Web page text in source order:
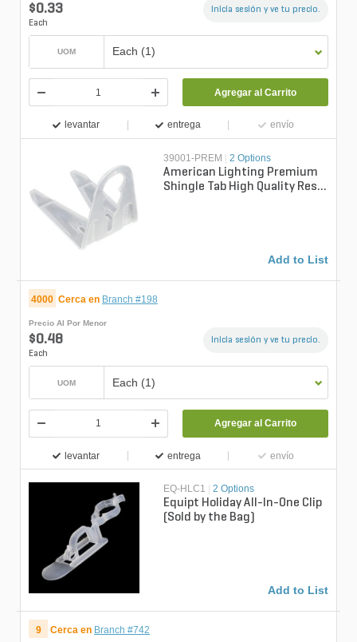
$0.33
Each
Inicia sesión y ve tu precio.
UOM Each (1)
Agregar al Carrito
levantar entrega envío
39001-PREM 2 Options
American Lighting Premium
Shingle Tab High Quality Resin
Add to List
4000 Cerca en Branch #198
Precio Al Por Menor
$0.48
Each
Inicia sesión y ve tu precio.
UOM Each (1)
Agregar al Carrito
levantar entrega envío
EQ-HLC1 2 Options
Equipt Holiday All-In-One Clip
(Sold by the Bag)
Add to List
9 Cerca en Branch #742